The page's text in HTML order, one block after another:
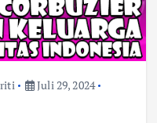
Juli 29, 2024